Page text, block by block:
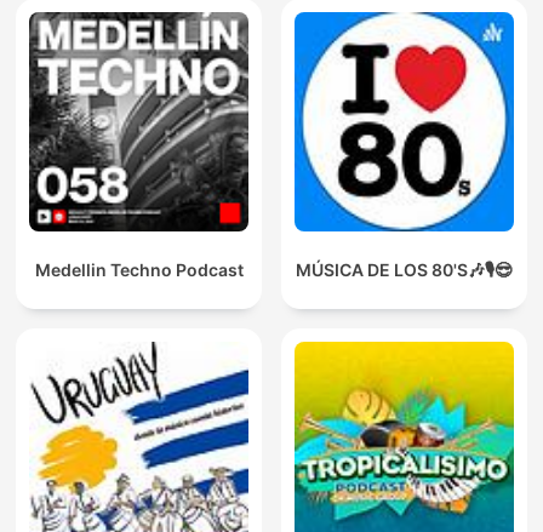
Medellin Techno Podcast MÚSICA DE LOS 80'S🎶🎙️😎